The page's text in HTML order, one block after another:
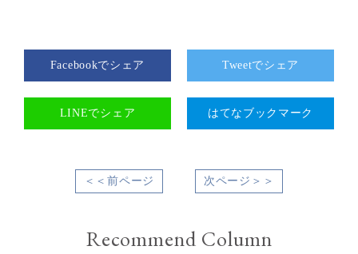
Facebookでシェア Tweetでシェア
LINEでシェア はてなブックマーク
＜＜前ページ 次ページ＞＞
Recommend Column